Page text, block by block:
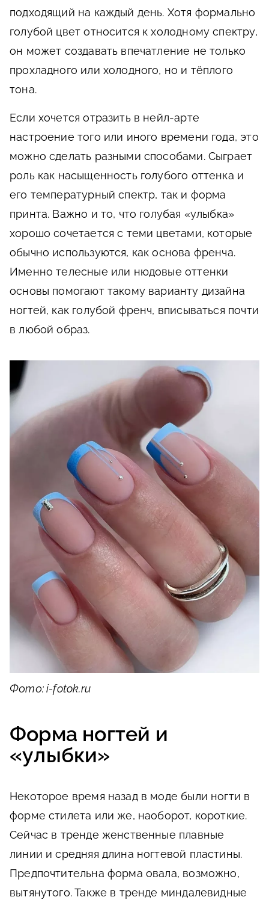
подходящий на каждый день. Хотя формально
голубой цвет относится к холодному спектру,
он может создавать впечатление не только
прохладного или холодного, но и тёплого
тона.
Если хочется отразить в нейл-арте
настроение того или иного времени года, это
можно сделать разными способами. Сыграет
роль как насыщенность голубого оттенка и
его температурный спектр, так и форма
принта. Важно и то, что голубая «улыбка»
хорошо сочетается с теми цветами, которые
обычно используются, как основа френча.
Именно телесные или нюдовые оттенки
основы помогают такому варианту дизайна
ногтей, как голубой френч, вписываться почти
в любой образ.
Фото: i-fotok.ru
Форма ногтей и
«улыбки»
Некоторое время назад в моде были ногти в
форме стилета или же, наоборот, короткие.
Сейчас в тренде женственные плавные
линии и средняя длина ногтевой пластины.
Предпочтительна форма овала, возможно,
вытянутого. Также в тренде миндалевидные